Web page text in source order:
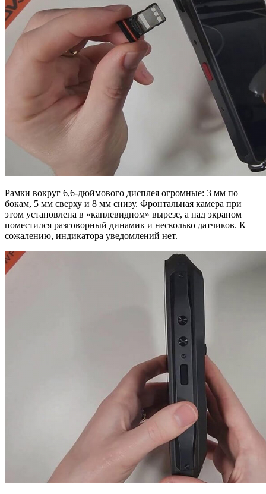
Рамки вокруг 6,6-дюймового дисплея огромные: 3 мм по
бокам, 5 мм сверху и 8 мм снизу. Фронтальная камера при
этом установлена в «каплевидном» вырезе, а над экраном
поместился разговорный динамик и несколько датчиков. К
сожалению, индикатора уведомлений нет.